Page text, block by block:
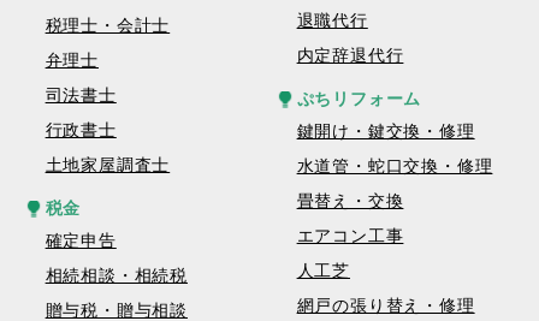
税理士・会計士
弁理士
司法書士
行政書士
土地家屋調査士
税金
確定申告
相続相談・相続税
贈与税・贈与相談
退職代行
内定辞退代行
ぷちリフォーム
鍵開け・鍵交換・修理
水道管・蛇口交換・修理
畳替え・交換
エアコン工事
人工芝
網戸の張り替え・修理